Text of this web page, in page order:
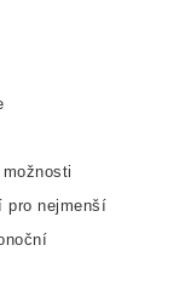
pro nejmenší